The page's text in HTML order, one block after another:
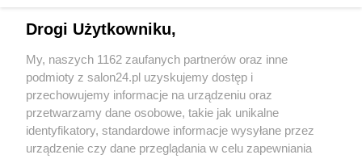
Sport
Społeczeństwo
Kultura
Drogi Użytkowniku,
My, naszych 1162 zaufanych partnerów oraz inne
podmioty z salon24.pl uzyskujemy dostęp i
przechowujemy informacje na urządzeniu oraz
przetwarzamy dane osobowe, takie jak unikalne
identyfikatory, standardowe informacje wysyłane przez
urządzenie czy dane przeglądania w celu zapewniania